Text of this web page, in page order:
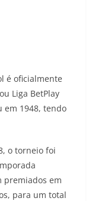
é oficialmente
Liga BetPlay
em 1948, tendo
o torneio foi
premiados em
para um total